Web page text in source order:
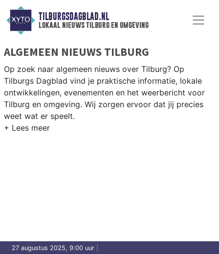
TILBURGSDAGBLAD.NL
lokaal nieuws tilburg en omgeving
ALGEMEEN NIEUWS TILBURG
Op zoek naar algemeen nieuws over Tilburg? Op
Tilburgs Dagblad vind je praktische informatie, lokale
ontwikkelingen, evenementen en het weerbericht voor
Tilburg en omgeving. Wij zorgen ervoor dat jij precies
weet wat er speelt.
27 augustus 2025, 9:00 uur